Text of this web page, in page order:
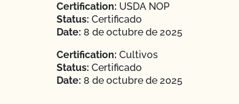
Certification: USDA NOP
Status: Certificado
Date: 8 de octubre de 2025
Certification: Cultivos
Status: Certificado
Date: 8 de octubre de 2025